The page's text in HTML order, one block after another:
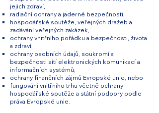
jejich zdraví,
radiační ochrany a jaderné bezpečnosti,
hospodářské soutěže, veřejných dražeb a
zadávání veřejných zakázek,
ochrany vnitřního pořádku a bezpečnosti, života
a zdraví,
ochrany osobních údajů, soukromí a
bezpečnosti sítí elektronických komunikací a
informačních systémů,
ochrany finančních zájmů Evropské unie, nebo
fungování vnitřního trhu včetně ochrany
hospodářské soutěže a státní podpory podle
práva Evropské unie.